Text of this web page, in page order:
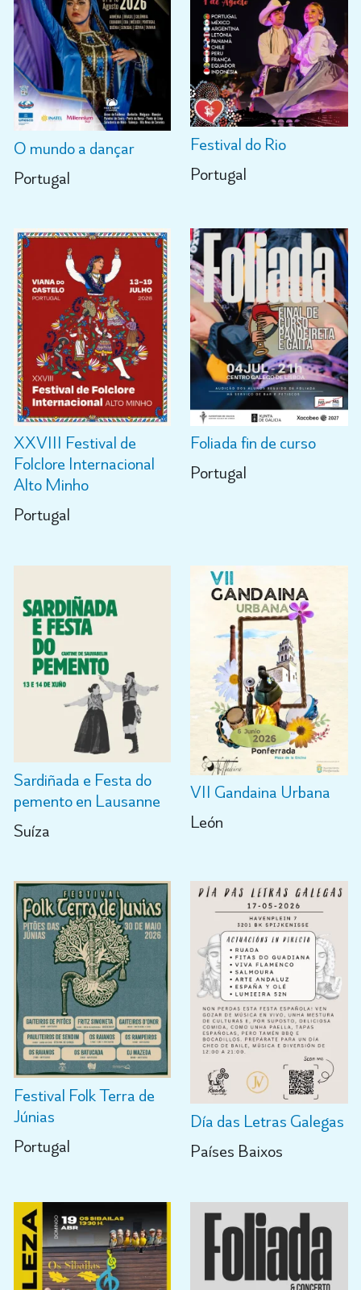
O mundo a dançar
Portugal
Festival do Rio
Portugal
XXVIII Festival de
Folclore Internacional
Alto Minho
Portugal
Foliada fin de curso
Portugal
Sardiñada e Festa do
pemento en Lausanne
Suíza
VII Gandaina Urbana
León
Festival Folk Terra de
Júnias
Portugal
Día das Letras Galegas
Países Baixos